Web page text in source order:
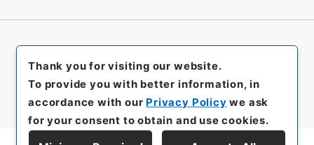
Thank you for visiting our website.
To provide you with better information, in
accordance with our Privacy Policy we ask
for your consent to obtain and use cookies.